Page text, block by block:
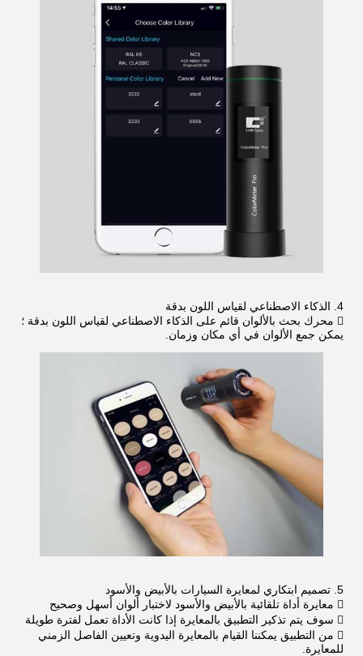
4. الذكاء الاصطناعي لقياس اللون بدقة
 محرك بحث بالألوان قائم على الذكاء الاصطناعي لقياس اللون بدقة ؛
يمكن جمع الألوان في أي مكان وزمان.
5. تصميم ابتكاري لمعايرة السيارات بالأبيض والأسود
 معايرة أداة تلقائية بالأبيض والأسود لاختبار ألوان أسهل وصحيح
 سوف يتم تذكير التطبيق بالمعايرة إذا كانت الأداة تعمل لفترة طويلة
 من التطبيق يمكننا القيام بالمعايرة اليدوية وتعيين الفاصل الزمني
للمعايرة.